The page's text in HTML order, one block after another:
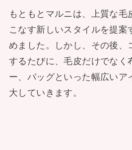
もともとマルニは、上質な毛
こなす新しいスタイルを提案
めました。しかし、その後、
するたびに、毛皮だけでなく
ー、バッグといった幅広いア
大していきます。